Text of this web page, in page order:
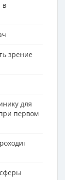
в
зрение
для
первом